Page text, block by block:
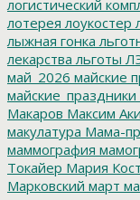
логистический
лотерея лоукостер
лыжная гонка
лекарства льготы
май_2026 майские
Макаров Максим
макулатура Мама-
маммография
Токайер Мария
Марковский март